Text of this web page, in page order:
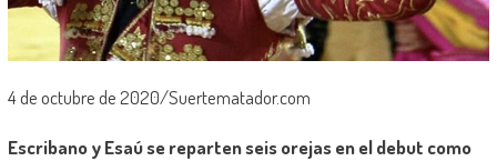
4 de octubre de 2020/Suertematador.com
Escribano y Esaú se reparten seis orejas en el debut como